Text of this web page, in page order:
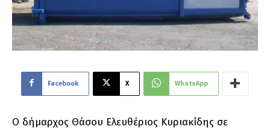
Facebook X WhatsApp
Ο δήμαρχος Θάσου Ελευθέριος Κυριακίδης σε